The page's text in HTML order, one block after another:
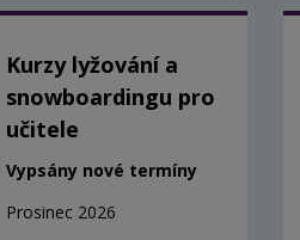
Kurzy lyžování a
snowboardingu pro
učitele
Vypsány nové termíny
Prosinec 2026